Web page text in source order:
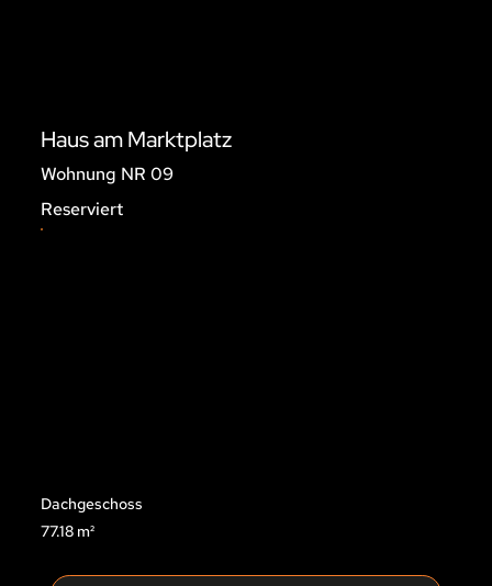
Haus am Marktplatz
Wohnung NR 09
Reserviert
Dachgeschoss
77.18 m²